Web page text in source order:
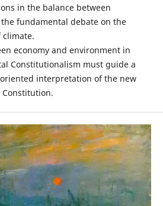
in the balance between
fundamental debate on the
economy and environment in
Constitutionalism must guide a
interpretation of the new